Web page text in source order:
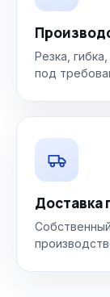
Резка,
под
Доставка